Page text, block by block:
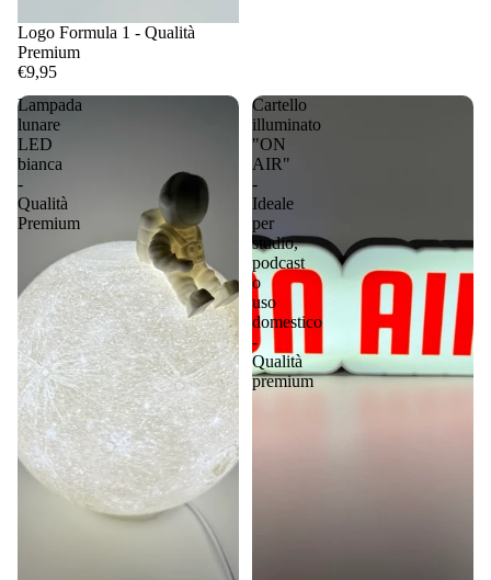
Logo Formula 1 - Qualità
Premium
€9,95
Lampada
lunare
LED
bianca
-
Qualità
Premium
Cartello
illuminato
"ON
AIR"
-
Ideale
per
studio,
podcast
o
uso
domestico
-
Qualità
premium